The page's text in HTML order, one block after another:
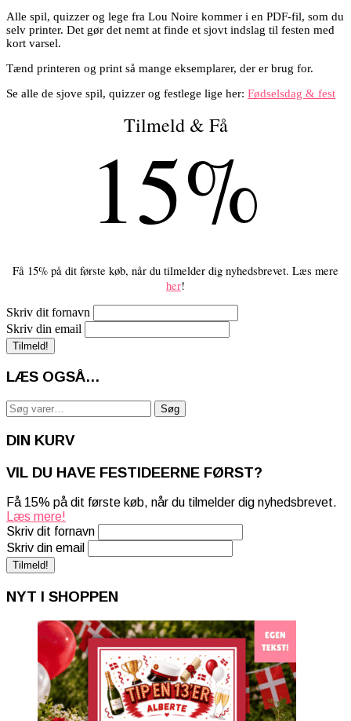
Alle spil, quizzer og lege fra Lou Noire kommer i en PDF-fil, som du
selv printer. Det gør det nemt at finde et sjovt indslag til festen med
kort varsel.
Tænd printeren og print så mange eksemplarer, der er brug for.
Se alle de sjove spil, quizzer og festlege lige her: Fødselsdag & fest
Tilmeld & Få
15%
Få 15% på dit første køb, når du tilmelder dig nyhedsbrevet. Læs mere
her!
Skriv dit fornavn
Skriv din email
LÆS OGSÅ…
Søg
efter:
Søg
DIN KURV
VIL DU HAVE FESTIDEERNE FØRST?
Få 15% på dit første køb, når du tilmelder dig nyhedsbrevet.
Læs mere!
Skriv dit fornavn
Skriv din email
NYT I SHOPPEN